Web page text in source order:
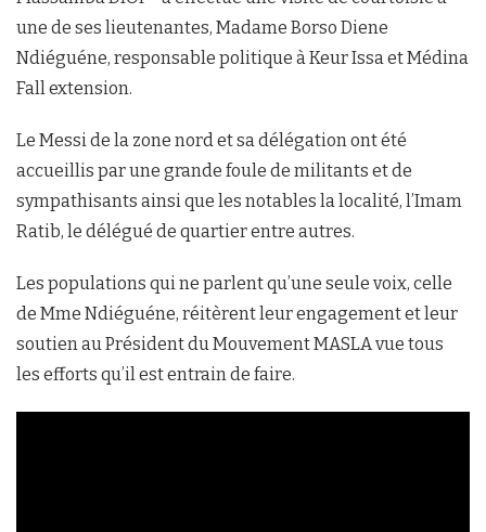
une de ses lieutenantes, Madame Borso Diene
Ndiéguéne, responsable politique à Keur Issa et Médina
Fall extension.
Le Messi de la zone nord et sa délégation ont été
accueillis par une grande foule de militants et de
sympathisants ainsi que les notables la localité, l’Imam
Ratib, le délégué de quartier entre autres.
Les populations qui ne parlent qu’une seule voix, celle
de Mme Ndiéguéne, réitèrent leur engagement et leur
soutien au Président du Mouvement MASLA vue tous
les efforts qu’il est entrain de faire.